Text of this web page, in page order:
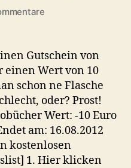
zu
geschenkt
bei
FamBooks
Gutschein von
einen Wert von 10
schon ne Flasche
oder? Prost!
Wert: -10 Euro
am: 16.08.2012
kostenlosen
1. Hier klicken